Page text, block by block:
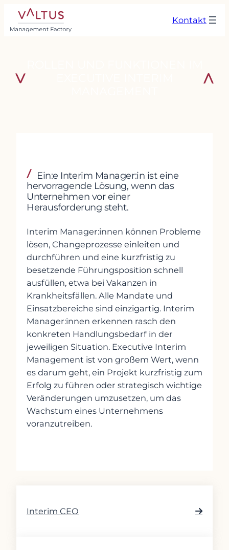
Zum
Inhalt
springen
Kontakt
Ein:e Interim Manager:in ist eine
hervorragende Lösung, wenn das
Unternehmen vor einer
Herausforderung steht.
Interim Manager:innen können Probleme
lösen, Changeprozesse einleiten und
durchführen und eine kurzfristig zu
besetzende Führungsposition schnell
ausfüllen, etwa bei Vakanzen in
Krankheitsfällen. Alle Mandate und
Einsatzbereiche sind einzigartig. Interim
Manager:innen erkennen rasch den
konkreten Handlungsbedarf in der
jeweiligen Situation. Executive Interim
Management ist von großem Wert, wenn
es darum geht, ein Projekt kurzfristig zum
Erfolg zu führen oder strategisch wichtige
Veränderungen umzusetzen, um das
Wachstum eines Unternehmens
voranzutreiben.
Interim CEO